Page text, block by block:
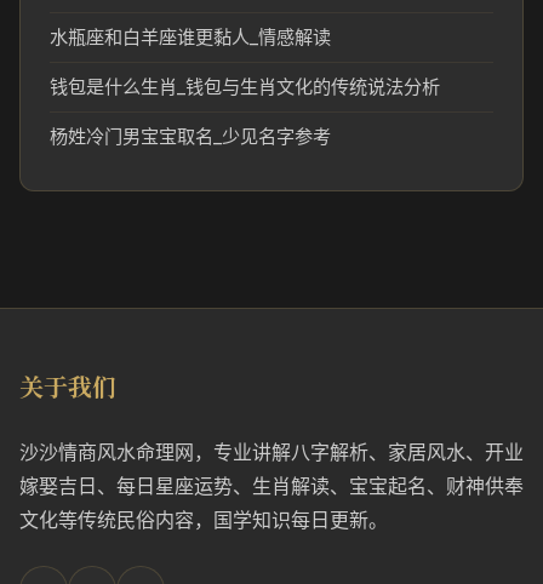
水瓶座和白羊座谁更黏人_情感解读
钱包是什么生肖_钱包与生肖文化的传统说法分析
杨姓冷门男宝宝取名_少见名字参考
关于我们
沙沙情商风水命理网，专业讲解八字解析、家居风水、开业
嫁娶吉日、每日星座运势、生肖解读、宝宝起名、财神供奉
文化等传统民俗内容，国学知识每日更新。